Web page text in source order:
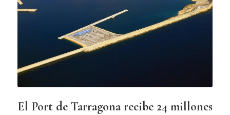
El Port de Tarragona recibe 24 millones